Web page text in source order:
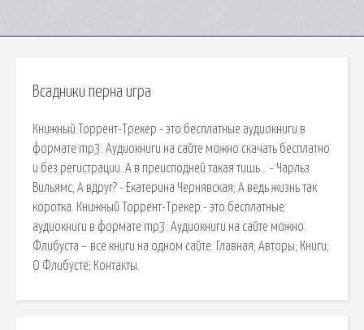
Всадники перна игра
Книжный Торрент-Трекер - это бесплатные аудиокниги в
формате mp3. Аудиокниги на сайте можно скачать бесплатно
и без регистрации. А в преисподней такая тишь… - Чарльз
Вильямс; А вдруг? - Екатерина Чернявская; А ведь жизнь так
коротка. Книжный Торрент-Трекер - это бесплатные
аудиокниги в формате mp3. Аудиокниги на сайте можно.
Флибуста – все книги на одном сайте. Главная; Авторы; Книги;
О Флибусте; Контакты.